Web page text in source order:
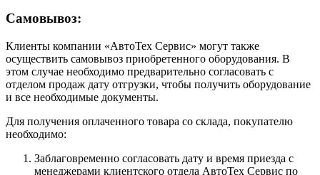
Самовывоз:
Клиенты компании «АвтоТех Сервис» могут также
осуществить самовывоз приобретенного оборудования. В
этом случае необходимо предварительно согласовать с
отделом продаж дату отгрузки, чтобы получить оборудование
и все необходимые документы.
Для получения оплаченного товара со склада, покупателю
необходимо:
Заблаговременно согласовать дату и время приезда с
менеджерами клиентского отдела АвтоТех Сервис по